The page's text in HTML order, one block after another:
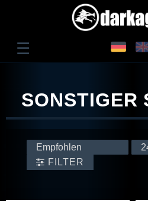
☰
SONSTIGER
FILTER